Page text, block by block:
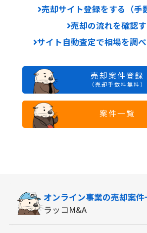
売却サイト登録をする（手
売却の流れを確認
サイト自動査定で相場を調べ
売却案件登録
（売却手数料無料）
案件一覧
オンライン事業の売却案件
ラッコM&A